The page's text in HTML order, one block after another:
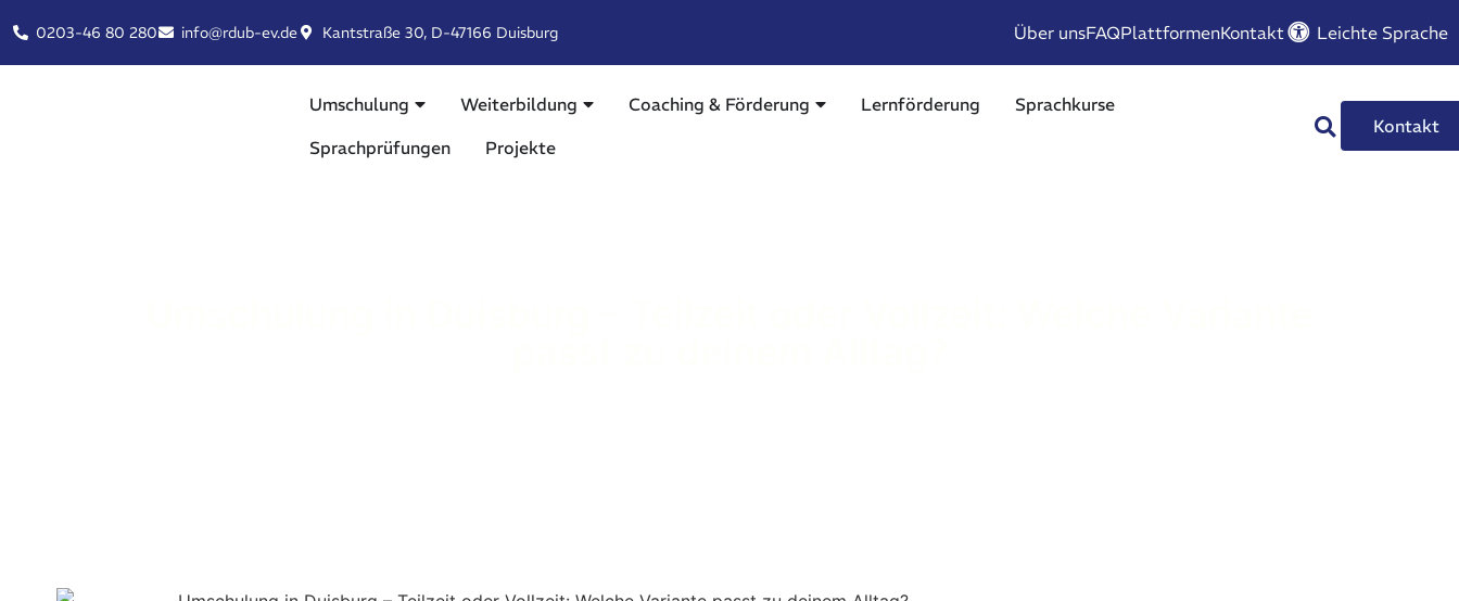
0203-46 80 280 info@rdub-ev.de Kantstraße 30, D-47166 Duisburg Über unsFAQPlattformenKontakt Leichte Sprache
Umschulung Weiterbildung Coaching & Förderung Lernförderung
Sprachkurse
Sprachprüfungen
Projekte
Kontakt